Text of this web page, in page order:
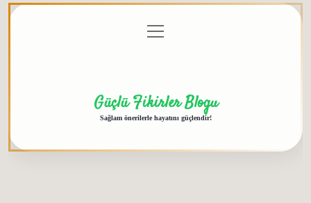
menüyü
aç
Güçlü Fikirler Blogu
Sağlam önerilerle hayatını güçlendir!